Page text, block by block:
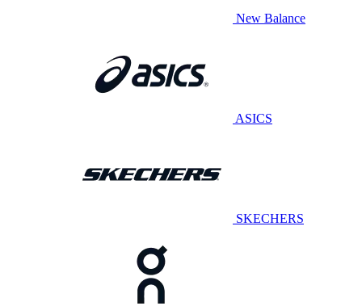
New Balance
ASICS
SKECHERS